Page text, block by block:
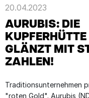
20.04.2023
AURUBIS: DIE
KUPFERHÜTTE
GLÄNZT MIT
ZAHLEN!
Traditionsunternehmen
"roten Gold". Aurubis